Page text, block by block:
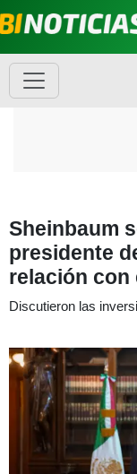
Sheinbaum
presidente
relación con
Discutieron las